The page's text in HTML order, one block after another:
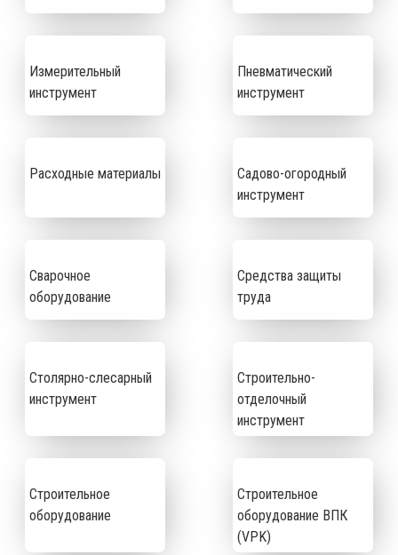
Измерительный
инструмент
Пневматический
инструмент
Расходные материалы
Садово-огородный
инструмент
Сварочное
оборудование
Средства защиты
труда
Столярно-слесарный
инструмент
Строительно-
отделочный
инструмент
Строительное
оборудование
Строительное
оборудование ВПК
(VPK)